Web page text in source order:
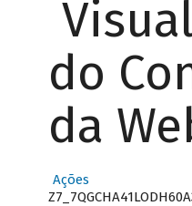
do
da
Ações